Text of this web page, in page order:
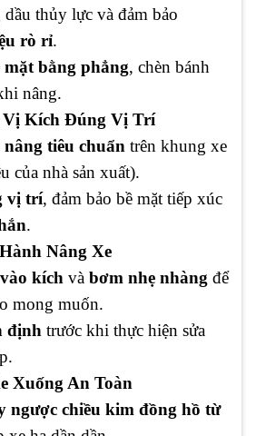
thủy lực và đảm bảo
rò rỉ.
bằng phẳng, chèn bánh
nâng.
Kích Đúng Vị Trí
nâng tiêu chuẩn trên khung xe
của nhà sản xuất).
vị trí, đảm bảo bề mặt tiếp xúc
.
Nâng Xe
kích và bơm nhẹ nhàng để
mong muốn.
định trước khi thực hiện sửa
Xuống An Toàn
ngược chiều kim đồng hồ từ